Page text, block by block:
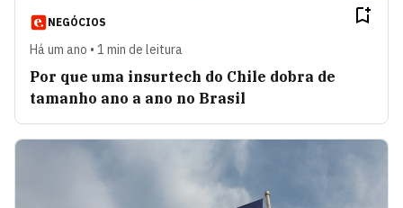
NEGÓCIOS
Há um ano • 1 min de leitura
Por que uma insurtech do Chile dobra de
tamanho ano a ano no Brasil